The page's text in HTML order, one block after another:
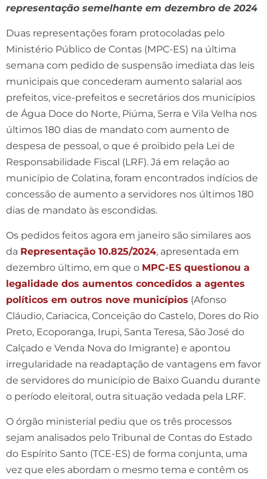
representação semelhante em dezembro de 2024
Duas representações foram protocoladas pelo
Ministério Público de Contas (MPC-ES) na última
semana com pedido de suspensão imediata das leis
municipais que concederam aumento salarial aos
prefeitos, vice-prefeitos e secretários dos municípios
de Água Doce do Norte, Piúma, Serra e Vila Velha nos
últimos 180 dias de mandato com aumento de
despesa de pessoal, o que é proibido pela Lei de
Responsabilidade Fiscal (LRF). Já em relação ao
município de Colatina, foram encontrados indícios de
concessão de aumento a servidores nos últimos 180
dias de mandato às escondidas.
Os pedidos feitos agora em janeiro são similares aos
da Representação 10.825/2024, apresentada em
dezembro último, em que o MPC-ES questionou a
legalidade dos aumentos concedidos a agentes
políticos em outros nove municípios (Afonso
Cláudio, Cariacica, Conceição do Castelo, Dores do Rio
Preto, Ecoporanga, Irupi, Santa Teresa, São José do
Calçado e Venda Nova do Imigrante) e apontou
irregularidade na readaptação de vantagens em favor
de servidores do município de Baixo Guandu durante
o período eleitoral, outra situação vedada pela LRF.
O órgão ministerial pediu que os três processos
sejam analisados pelo Tribunal de Contas do Estado
do Espírito Santo (TCE-ES) de forma conjunta, uma
vez que eles abordam o mesmo tema e contêm os